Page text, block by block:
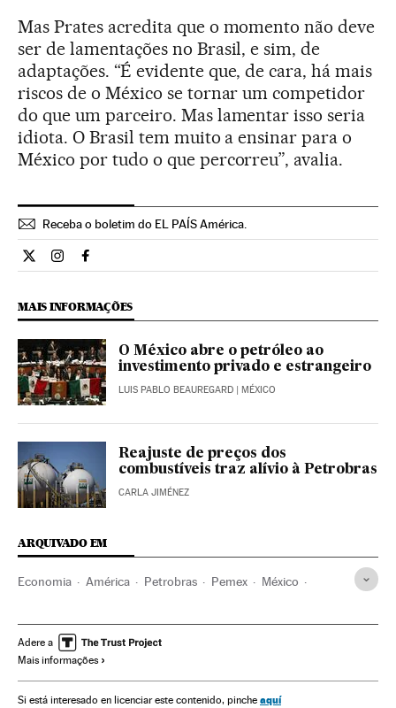
Mas Prates acredita que o momento não deve
ser de lamentações no Brasil, e sim, de
adaptações. “É evidente que, de cara, há mais
riscos de o México se tornar um competidor
do que um parceiro. Mas lamentar isso seria
idiota. O Brasil tem muito a ensinar para o
México por tudo o que percorreu”, avalia.
Receba o boletim do EL PAÍS América.
Economia El País Brasil en Twitter
Economia El País Brasil en Instagram
Economia El País Brasil en Facebook
MAIS INFORMAÇÕES
O México abre o petróleo ao
investimento privado e estrangeiro
LUIS PABLO BEAUREGARD | MÉXICO
Reajuste de preços dos
combustíveis traz alívio à Petrobras
CARLA JIMÉNEZ
ARQUIVADO EM
Economia América Petrobras Pemex México
Petroleiras Petróleo Matérias-primas
Combustíveis fósseis
Energia não renovável Fontes energia Indústria
Adere a
Mais informações
Si está interesado en licenciar este contenido, pinche aquí